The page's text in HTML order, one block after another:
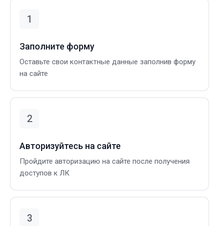
Заполните форму
Оставьте свои контактные данные заполнив форму
на сайте
Авторизуйтесь на сайте
Пройдите авторизацию на сайте после получения
доступов к ЛК